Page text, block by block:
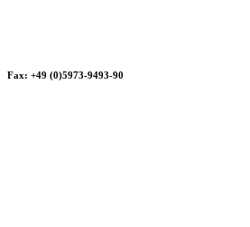
Fax: +49 (0)5973-9493-90